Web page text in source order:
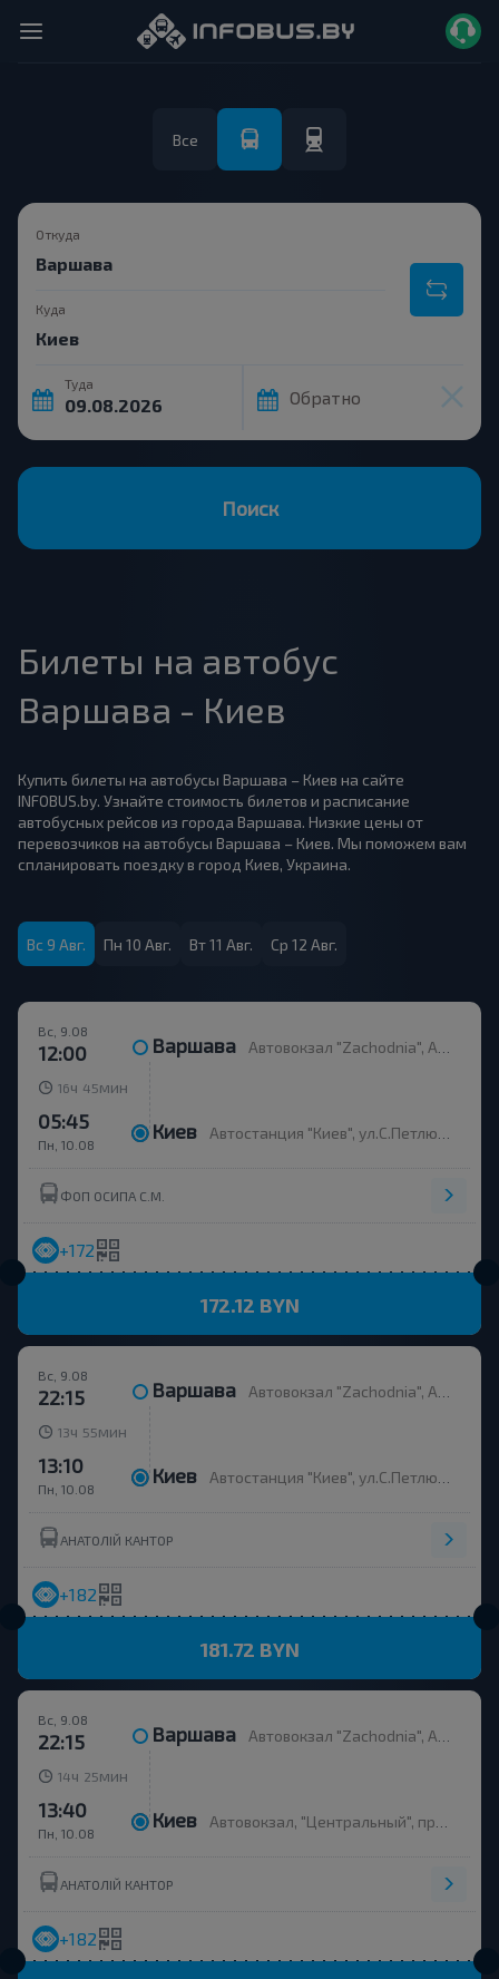
Все
Откуда
Куда
Туда
Обратно
Поиск
Билеты на автобус
Варшава - Киев
Купить билеты на автобусы Варшава – Киев на сайте
INFOBUS.by. Узнайте стоимость билетов и расписание
автобусных рейсов из города Варшава. Низкие цены от
перевозчиков на автобусы Варшава – Киев. Мы поможем вам
спланировать поездку в город Киев, Украина.
Вс 9 Авг. Пн 10 Авг. Вт 11 Авг. Ср 12 Авг.
Вс, 9.08
12:00 Варшава Автовокзал "Zachodnia", Al. Jerozolimskie 144, платформа 9
16ч 45 мин
Пн, 10.08
05:45 Киев Автостанция "Киев", ул.С.Петлюры 32, (Ж/Д Вокзал), платформа 12
ФОП ОСИПА С.М.
+172
172.12 BYN
Вс, 9.08
22:15 Варшава Автовокзал "Zachodnia", Al. Jerozolimskie 144, платформа 9
13ч 55 мин
Пн, 10.08
13:10 Киев Автостанция "Киев", ул.С.Петлюры 32, (Ж/Д Вокзал)
АНАТОЛІЙ КАНТОР
+182
181.72 BYN
Вс, 9.08
22:15 Варшава Автовокзал "Zachodnia", Al. Jerozolimskie 144, платформа 9
14ч 25 мин
Пн, 10.08
13:40 Киев Автовокзал, "Центральный", проспект Науки 1 / Московская площадь 3
АНАТОЛІЙ КАНТОР
+182